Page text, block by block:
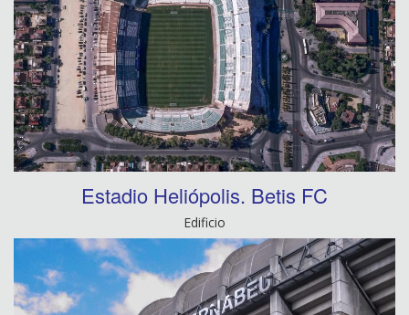
Estadio Heliópolis. Betis FC
Edificio